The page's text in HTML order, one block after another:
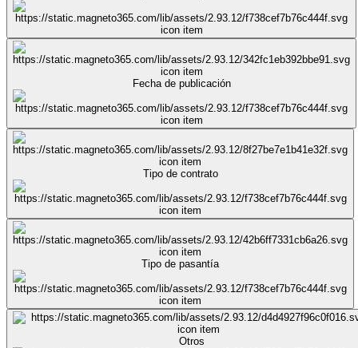
Fecha de publicación
Tipo de contrato
Tipo de pasantía
Otros